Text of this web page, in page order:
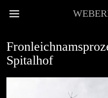
Spitalhof